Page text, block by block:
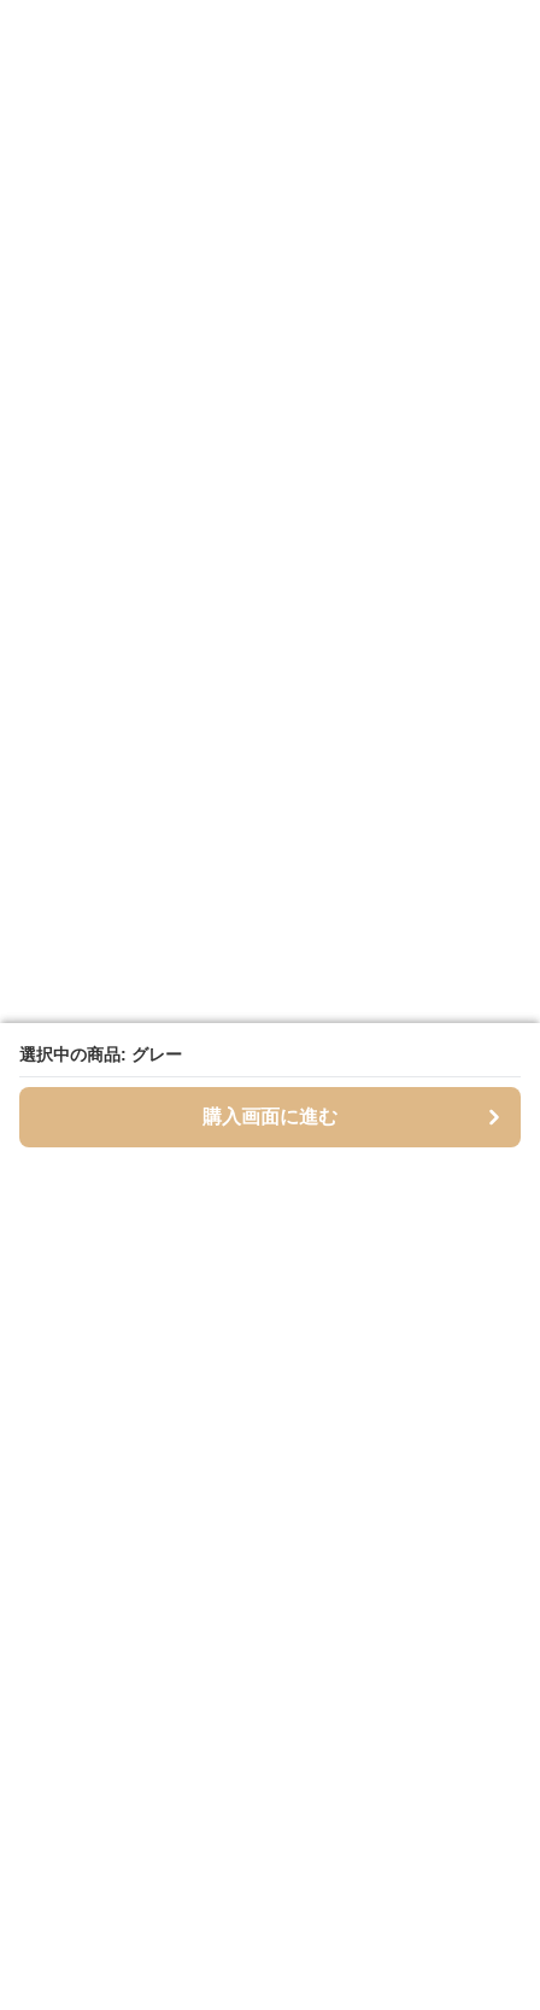
選択中の商品: グレー
購入画面に進む
選択中の商品: グレー
購入画面に進む